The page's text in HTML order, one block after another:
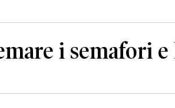
i semafori e